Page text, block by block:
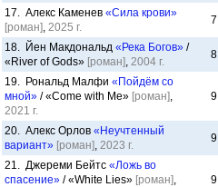
17. Алекс Каменев «Сила крови»
[роман], 2025 г.
7
18. Йен Макдональд «Река Богов» /
«River of Gods» [роман], 2004 г.
8
19. Рональд Малфи «Пойдём со
мной» / «Come with Me» [роман],
2021 г.
9
20. Алекс Орлов «Неучтенный
вариант» [роман], 2023 г.
9
21. Джереми Бейтс «Ложь во
спасение» / «White Lies» [роман],
9